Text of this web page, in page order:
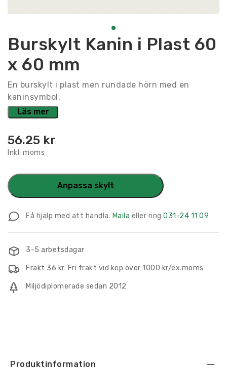
Burskylt Kanin i Plast 60
x 60 mm
En burskylt i plast men rundade hörn med en
kaninsymbol.
Läs mer
56.25 kr
Inkl. moms
Anpassa skylt
Få hjälp med att handla. Maila eller ring 031-24 11 09
3-5 arbetsdagar
Frakt 36 kr. Fri frakt vid köp över 1000 kr/ex.moms
Miljödiplomerade sedan 2012
Produktinformation